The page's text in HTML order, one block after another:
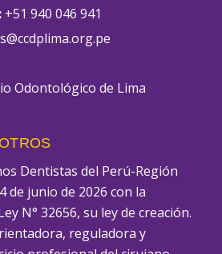
+51 940 046 941
Odontológico de Lima
Dentistas del Perú-Región
de junio de 2026 con la
N° 32656, su ley de creación.
reguladora y